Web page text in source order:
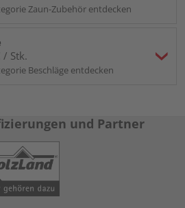
Zaun-Zubehör entdecken
/ Stk.
Beschläge entdecken
und Partner